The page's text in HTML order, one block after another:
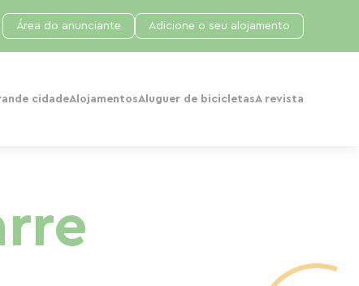
cidadeAlojamentosAluguer de bicicletasA revista
Área do anunciante Adicione o seu alojamento